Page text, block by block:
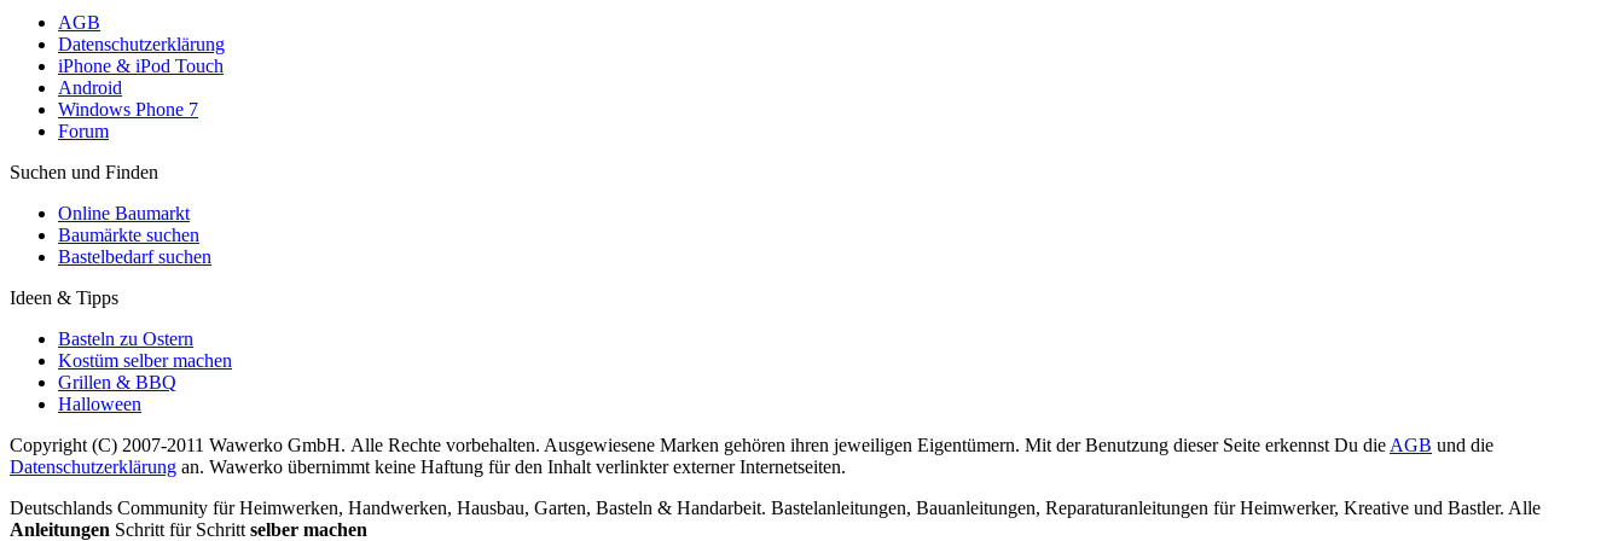
AGB
Datenschutzerklärung
iPhone & iPod Touch
Android
Windows Phone 7
Forum
Suchen und Finden
Online Baumarkt
Baumärkte suchen
Bastelbedarf suchen
Ideen & Tipps
Basteln zu Ostern
Kostüm selber machen
Grillen & BBQ
Halloween
Copyright (C) 2007-2011 Wawerko GmbH. Alle Rechte vorbehalten. Ausgewiesene Marken gehören ihren jeweiligen Eigentümern. Mit der Benutzung dieser Seite erkennst Du die AGB und die
Datenschutzerklärung an. Wawerko übernimmt keine Haftung für den Inhalt verlinkter externer Internetseiten.
Deutschlands Community für Heimwerken, Handwerken, Hausbau, Garten, Basteln & Handarbeit. Bastelanleitungen, Bauanleitungen, Reparaturanleitungen für Heimwerker, Kreative und Bastler. Alle
Anleitungen Schritt für Schritt selber machen